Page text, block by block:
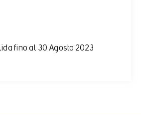
fino al 30 Agosto 2023